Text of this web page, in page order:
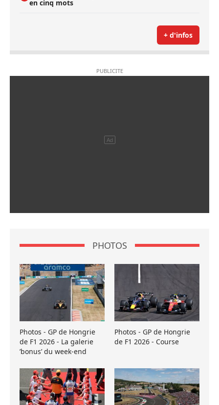
en cinq mots
+ d'infos
PHOTOS
Photos - GP de Hongrie
de F1 2026 - La galerie
’bonus’ du week-end
Photos - GP de Hongrie
de F1 2026 - Course